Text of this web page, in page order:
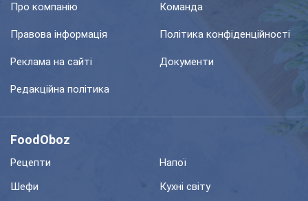
Про компанію Команда
Правова інформація Політика конфіденційності
Реклама на сайті Документи
Редакційна політика
FoodOboz
Рецепти
Напої
Шефи
Кухні світу